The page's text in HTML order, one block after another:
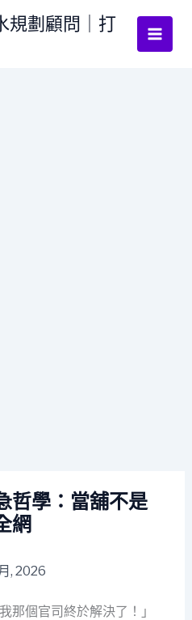
規劃顧問｜打
哲學：當舖不是
網
, 2026
那個官司終於解決了！」